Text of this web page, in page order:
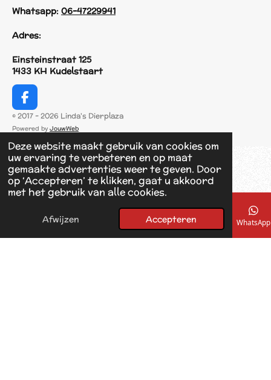
Deze website maakt gebruik van cookies om
uw ervaring te verbeteren en op maat
gemaakte advertenties weer te geven. Door
op ‘Accepteren’ te klikken, gaat u akkoord
met het gebruik van alle cookies.
Afwijzen Accepteren
Whatsapp: 06-47229941
Adres:
Einsteinstraat 125
1433 KH Kudelstaart
F
a
c
e
b
o
o
k
© 2017 - 2026 Linda's Dierplaza
Powered by JouwWeb
E-mailadres Telefoonnummer Kaart Facebook WhatsApp